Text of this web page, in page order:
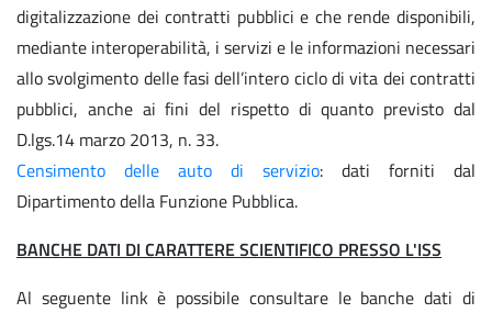
digitalizzazione dei contratti pubblici e che rende disponibili,
mediante interoperabilità, i servizi e le informazioni necessari
allo svolgimento delle fasi dell’intero ciclo di vita dei contratti
pubblici, anche ai fini del rispetto di quanto previsto dal
D.lgs.14 marzo 2013, n. 33.
Censimento delle auto di servizio: dati forniti dal
Dipartimento della Funzione Pubblica.
BANCHE DATI DI CARATTERE SCIENTIFICO PRESSO L'ISS
Al seguente link è possibile consultare le banche dati di